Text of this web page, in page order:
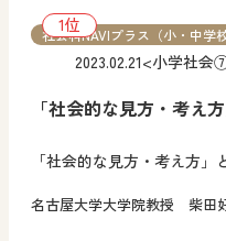
「社会的な見方・考え
「社会的な見方・考え方
名古屋大学大学院教授 柴田
2023.02.21<小学社会
社会科NAVIプラス（小・中学校